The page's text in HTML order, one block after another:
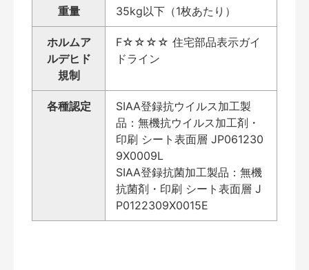
重量 35kg以下（1枚あたり）
ホルムア
ルデヒド
規制
F☆☆☆☆ 住宅部品表示ガイ
ドライン
各種認定
SIAA登録抗ウイルス加工製
品：無機抗ウイルス加工剤・
印刷 シート表面層 JP061230
9X0009L
SIAA登録抗菌加工製品：無機
抗菌剤・印刷 シート表面層 J
P0122309X0015E